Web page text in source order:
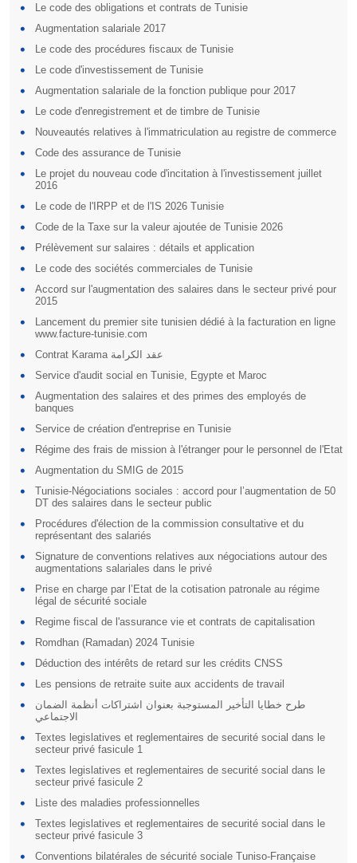
Le code des obligations et contrats de Tunisie
Augmentation salariale 2017
Le code des procédures fiscaux de Tunisie
Le code d'investissement de Tunisie
Augmentation salariale de la fonction publique pour 2017
Le code d'enregistrement et de timbre de Tunisie
Nouveautés relatives à l'immatriculation au registre de commerce
Code des assurance de Tunisie
Le projet du nouveau code d'incitation à l'investissement juillet
2016
Le code de l'IRPP et de l'IS 2026 Tunisie
Code de la Taxe sur la valeur ajoutée de Tunisie 2026
Prélèvement sur salaires : détails et application
Le code des sociétés commerciales de Tunisie
Accord sur l'augmentation des salaires dans le secteur privé pour
2015
Lancement du premier site tunisien dédié à la facturation en ligne
www.facture-tunisie.com
Contrat Karama عقد الكرامة
Service d'audit social en Tunisie, Egypte et Maroc
Augmentation des salaires et des primes des employés de
banques
Service de création d'entreprise en Tunisie
Régime des frais de mission à l'étranger pour le personnel de l'Etat
Augmentation du SMIG de 2015
Tunisie-Négociations sociales : accord pour l’augmentation de 50
DT des salaires dans le secteur public
Procédures d'élection de la commission consultative et du
représentant des salariés
Signature de conventions relatives aux négociations autour des
augmentations salariales dans le privé
Prise en charge par l’Etat de la cotisation patronale au régime
légal de sécurité sociale
Regime fiscal de l'assurance vie et contrats de capitalisation
Romdhan (Ramadan) 2024 Tunisie
Déduction des intérêts de retard sur les crédits CNSS
Les pensions de retraite suite aux accidents de travail
طرح خطايا التأخير المستوجبة بعنوان اشتراكات أنظمة الضمان
الاجتماعي
Textes legislatives et reglementaires de securité social dans le
secteur privé fasicule 1
Textes legislatives et reglementaires de securité social dans le
secteur privé fasicule 2
Liste des maladies professionnelles
Textes legislatives et reglementaires de securité social dans le
secteur privé fasicule 3
Conventions bilatérales de sécurité sociale Tuniso-Française